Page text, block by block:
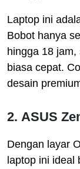
Laptop ini
Bobot hanya
hingga 18
biasa cepat.
desain
2. ASUS
Dengan layar
laptop ini ideal